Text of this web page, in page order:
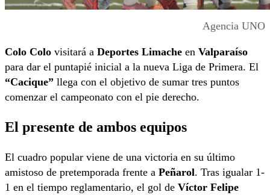
Agencia UNO
Colo Colo visitará a Deportes Limache en Valparaíso
para dar el puntapié inicial a la nueva Liga de Primera. El
“Cacique” llega con el objetivo de sumar tres puntos
comenzar el campeonato con el pie derecho.
El presente de ambos equipos
El cuadro popular viene de una victoria en su último
amistoso de pretemporada frente a Peñarol. Tras igualar 1-
1 en el tiempo reglamentario, el gol de Víctor Felipe